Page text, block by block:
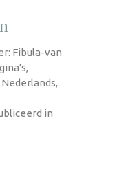
Fibula-van
in